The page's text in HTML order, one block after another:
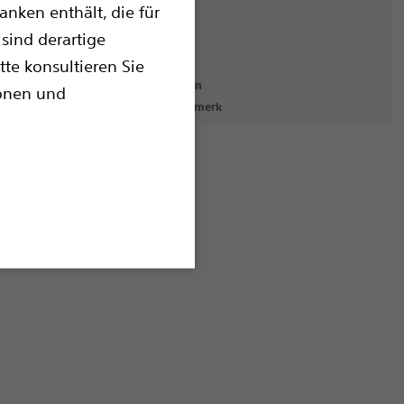
enthält, die für
derartige
konsultieren Sie
und
Nutzungsbedingungen
Urheberrechtsvermerk